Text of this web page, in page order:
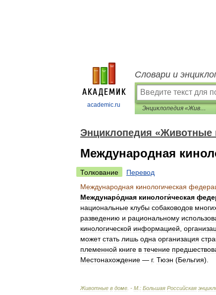
academic.ru
Словари и
Энциклопедия «Животные в доме»
Энциклопедия «Животные
Международная
Толкование
Перевод
Международная кинологическая
Междунаро́дная кинологи́ческая
национальные клубы собаководов
разведению и рациональному
кинологической информацией
может стать лишь одна организация
племенной книге в течение
Местонахождение — г. Тюэн (Бельгия).
Животные в доме . - М : Большая Российская